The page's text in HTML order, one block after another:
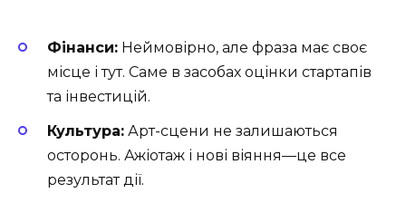
Фінанси: Неймовірно, але фраза має своє
місце і тут. Саме в засобах оцінки стартапів
та інвестицій.
Культура: Арт-сцени не залишаються
осторонь. Ажіотаж і нові віяння—це все
результат дії.